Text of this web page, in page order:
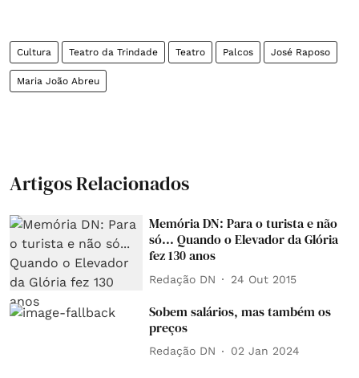
Cultura Teatro da Trindade Teatro Palcos José Raposo
Maria João Abreu
Artigos Relacionados
Memória DN: Para o turista e não
só... Quando o Elevador da Glória
fez 130 anos
Redação DN 24 Out 2015
Sobem salários, mas também os
preços
Redação DN 02 Jan 2024